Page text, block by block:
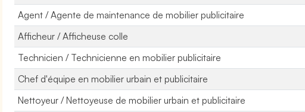
Agent / Agente de maintenance de mobilier publicitaire
Afficheur / Afficheuse colle
Technicien / Technicienne en mobilier publicitaire
Chef d'équipe en mobilier urbain et publicitaire
Nettoyeur / Nettoyeuse de mobilier urbain et publicitaire